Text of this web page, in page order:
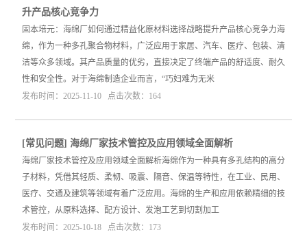
升产品核心竞争力
固本培元：海绵厂如何通过精益化原材料选择战略提升产品核心竞争力海
绵，作为一种多孔聚合物材料，广泛应用于家居、汽车、医疗、包装、清
洁等众多领域。其产品质量的优劣，直接决定了终端产品的舒适度、耐久
性和安全性。对于海绵制造企业而言，“巧妇难为无米
发布时间：2025-11-10 点击次数：164
[常见问题]海绵厂家技术管控及应用领域全面解析
海绵厂家技术管控及应用领域全面解析海绵作为一种具有多孔结构的高分
子材料，凭借其轻质、柔韧、吸震、隔音、保温等特性，在工业、民用、
医疗、交通及建筑等领域有着广泛应用。海绵的生产和应用依赖精细的技
术管控，从原料选择、配方设计、发泡工艺到切割加工
发布时间：2025-10-18 点击次数：173